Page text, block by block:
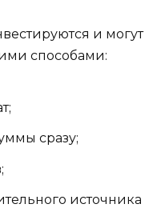
и могут
способами:
сразу;
источника